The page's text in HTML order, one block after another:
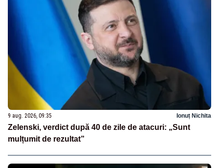
9 aug. 2026, 09:35 Ionuț Nichita
Zelenski, verdict după 40 de zile de atacuri: „Sunt
mulțumit de rezultat”